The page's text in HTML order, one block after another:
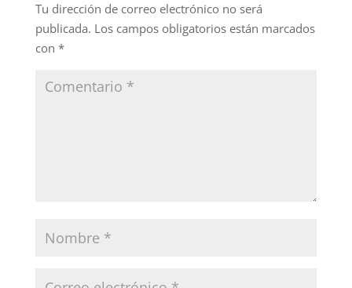
Tu dirección de correo electrónico no será
publicada. Los campos obligatorios están marcados
con *